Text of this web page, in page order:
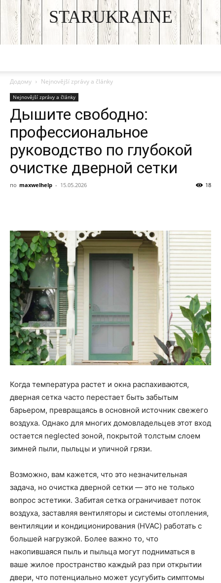
STARUKRAINE
DISCOVER THE ART OF PUBLISHING
Додому Nejnovější zprávy a články
Nejnovější zprávy a články
Дышите свободно:
профессиональное
руководство по глубокой
очистке дверной сетки
по maxwelhelp - 15.05.2026 18
Когда температура растет и окна распахиваются,
дверная сетка часто перестает быть забытым
барьером, превращаясь в основной источник свежего
воздуха. Однако для многих домовладельцев этот вход
остается neglected зоной, покрытой толстым слоем
зимней пыли, пыльцы и уличной грязи.
Возможно, вам кажется, что это незначительная
задача, но очистка дверной сетки — это не только
вопрос эстетики. Забитая сетка ограничивает поток
воздуха, заставляя вентиляторы и системы отопления,
вентиляции и кондиционирования (HVAC) работать с
большей нагрузкой. Более важно то, что
накопившаяся пыль и пыльца могут подниматься в
ваше жилое пространство каждый раз при открытии
двери, что потенциально может усугубить симптомы